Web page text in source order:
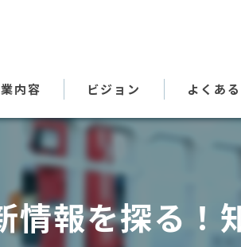
内容 ビジョン よくあ
情報を探る！